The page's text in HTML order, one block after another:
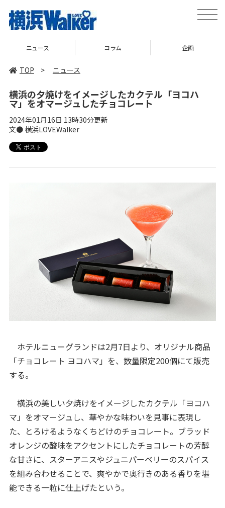
toggle
ニュース コラム 企画
TOP > ニュース
横浜の夕焼けをイメージしたカクテル「ヨコハ
マ」をオマージュしたチョコレート
2024年01月16日 13時30分更新
文● 横浜LOVEWalker
ホテルニューグランドは2月7日より、オリジナル商品
「チョコレート ヨコハマ」を、数量限定200個にて販売
する。
横浜の美しい夕焼けをイメージしたカクテル「ヨコハ
マ」をオマージュし、華やかな味わいを見事に表現し
た、とろけるようなくちどけのチョコレート。ブラッド
オレンジの酸味をアクセントにしたチョコレートの芳醇
な甘さに、スターアニスやジュニパーベリーのスパイス
を組み合わせることで、爽やかで奥行きのある香りを堪
能できる一粒に仕上げたという。